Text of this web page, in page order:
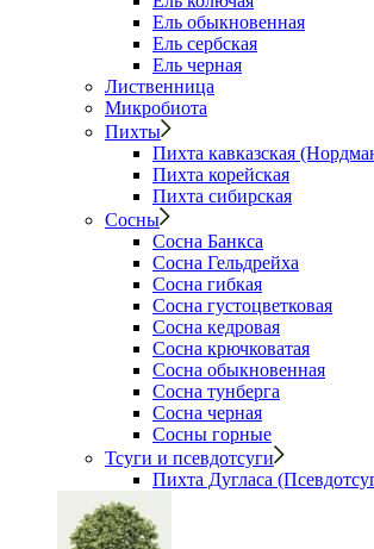
Ель обыкновенная
Ель сербская
Ель черная
Лиственница
Микробиота
Пихты
Пихта кавказская
Пихта корейская
Пихта сибирская
Сосны
Сосна Банкса
Сосна Гельдрейха
Сосна гибкая
Сосна густоцветковая
Сосна кедровая
Сосна крючковатая
Сосна обыкновенная
Сосна тунберга
Сосна черная
Сосны горные
Тсуги и псевдотсуги
Пихта Дугласа